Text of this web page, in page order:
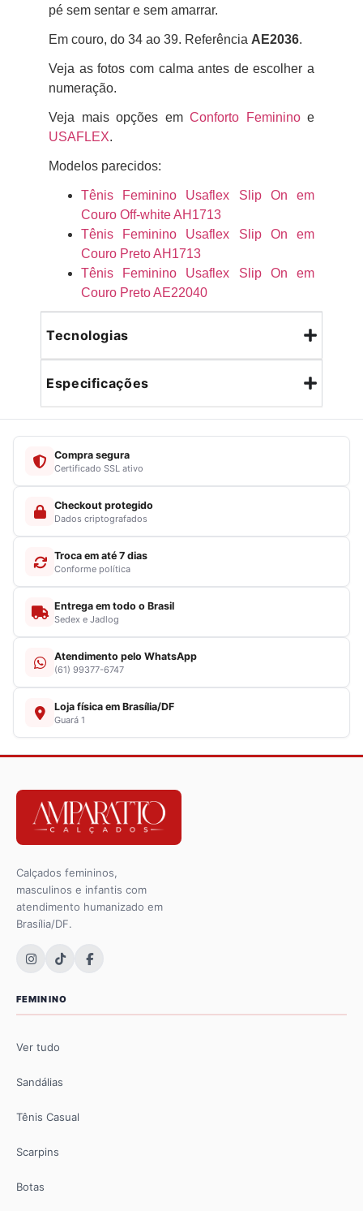
pé sem sentar e sem amarrar.
Em couro, do 34 ao 39. Referência AE2036.
Veja as fotos com calma antes de escolher a
numeração.
Veja mais opções em Conforto Femininoe
USAFLEX.
Modelos parecidos:
Tênis Feminino Usaflex Slip On em
Couro Off-white AH1713
Tênis Feminino Usaflex Slip On em
Couro Preto AH1713
Tênis Feminino Usaflex Slip On em
Couro Preto AE22040
Tecnologias
Especificações
Compra segura
Certificado SSL ativo
Checkout protegido
Dados criptografados
Troca em até 7 dias
Conforme política
Entrega em todo o Brasil
Sedex e Jadlog
Atendimento pelo WhatsApp
(61) 99377-6747
Loja física em Brasília/DF
Guará 1
Calçados femininos,
masculinos e infantis com
atendimento humanizado em
Brasília/DF.
FEMININO
Ver tudo
Sandálias
Tênis Casual
Scarpins
Botas